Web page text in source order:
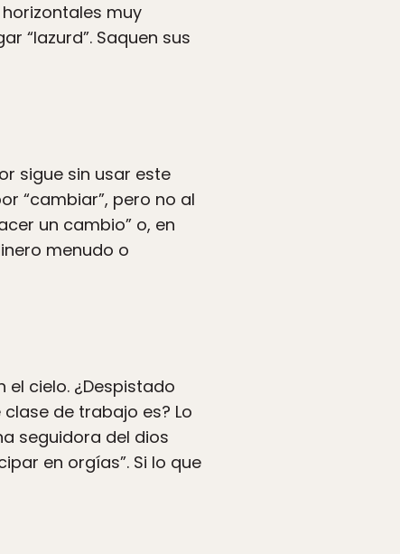
muy
“lazurd”. Saquen sus
sigue sin usar este
“cambiar”, pero no al
un cambio” o, en
menudo o
cielo. ¿Despistado
de trabajo es? Lo
seguidora del dios
en orgías”. Si lo que